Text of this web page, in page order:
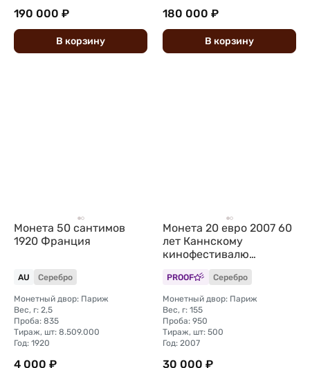
190 000 ₽
В корзину
180 000 ₽
В корзину
Монета 50 сантимов
1920 Франция
AU Серебро
Монетный двор: Париж
Вес, г: 2,5
Проба: 835
Тираж, шт: 8.509.000
Год: 1920
4 000 ₽
Монета 20 евро 2007 60
лет Каннскому
кинофестивалю
Франция
PROOF Серебро
Монетный двор: Париж
Вес, г: 155
Проба: 950
Тираж, шт: 500
Год: 2007
30 000 ₽